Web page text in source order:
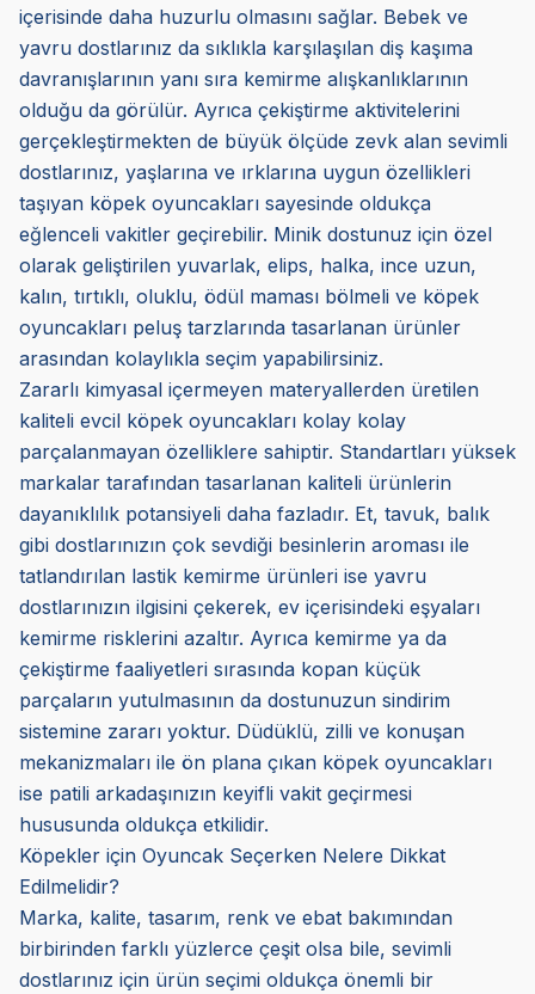
içerisinde daha huzurlu olmasını sağlar. Bebek ve
yavru dostlarınız da sıklıkla karşılaşılan diş kaşıma
davranışlarının yanı sıra kemirme alışkanlıklarının
olduğu da görülür. Ayrıca çekiştirme aktivitelerini
gerçekleştirmekten de büyük ölçüde zevk alan sevimli
dostlarınız, yaşlarına ve ırklarına uygun özellikleri
taşıyan köpek oyuncakları sayesinde oldukça
eğlenceli vakitler geçirebilir. Minik dostunuz için özel
olarak geliştirilen yuvarlak, elips, halka, ince uzun,
kalın, tırtıklı, oluklu, ödül maması bölmeli ve köpek
oyuncakları peluş tarzlarında tasarlanan ürünler
arasından kolaylıkla seçim yapabilirsiniz.
Zararlı kimyasal içermeyen materyallerden üretilen
kaliteli evcil köpek oyuncakları kolay kolay
parçalanmayan özelliklere sahiptir. Standartları yüksek
markalar tarafından tasarlanan kaliteli ürünlerin
dayanıklılık potansiyeli daha fazladır. Et, tavuk, balık
gibi dostlarınızın çok sevdiği besinlerin aroması ile
tatlandırılan lastik kemirme ürünleri ise yavru
dostlarınızın ilgisini çekerek, ev içerisindeki eşyaları
kemirme risklerini azaltır. Ayrıca kemirme ya da
çekiştirme faaliyetleri sırasında kopan küçük
parçaların yutulmasının da dostunuzun sindirim
sistemine zararı yoktur. Düdüklü, zilli ve konuşan
mekanizmaları ile ön plana çıkan köpek oyuncakları
ise patili arkadaşınızın keyifli vakit geçirmesi
hususunda oldukça etkilidir.
Köpekler için Oyuncak Seçerken Nelere Dikkat
Edilmelidir?
Marka, kalite, tasarım, renk ve ebat bakımından
birbirinden farklı yüzlerce çeşit olsa bile, sevimli
dostlarınız için ürün seçimi oldukça önemli bir